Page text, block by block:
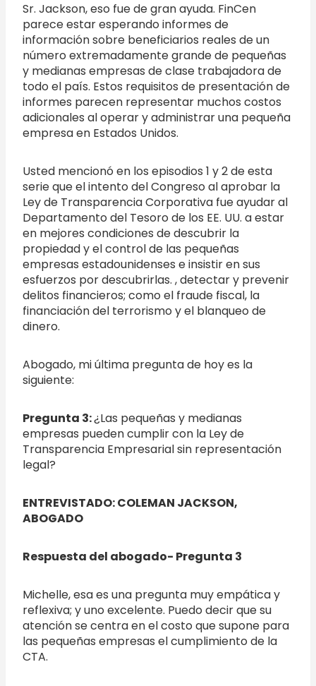
Sr. Jackson, eso fue de gran ayuda. FinCen
parece estar esperando informes de
información sobre beneficiarios reales de un
número extremadamente grande de pequeñas
y medianas empresas de clase trabajadora de
todo el país. Estos requisitos de presentación de
informes parecen representar muchos costos
adicionales al operar y administrar una pequeña
empresa en Estados Unidos.
Usted mencionó en los episodios 1 y 2 de esta
serie que el intento del Congreso al aprobar la
Ley de Transparencia Corporativa fue ayudar al
Departamento del Tesoro de los EE. UU. a estar
en mejores condiciones de descubrir la
propiedad y el control de las pequeñas
empresas estadounidenses e insistir en sus
esfuerzos por descubrirlas. , detectar y prevenir
delitos financieros; como el fraude fiscal, la
financiación del terrorismo y el blanqueo de
dinero.
Abogado, mi última pregunta de hoy es la
siguiente:
Pregunta 3:¿Las pequeñas y medianas
empresas pueden cumplir con la Ley de
Transparencia Empresarial sin representación
legal?
ENTREVISTADO: COLEMAN JACKSON,
ABOGADO
Respuesta del abogado- Pregunta 3
Michelle, esa es una pregunta muy empática y
reflexiva; y uno excelente. Puedo decir que su
atención se centra en el costo que supone para
las pequeñas empresas el cumplimiento de la
CTA.